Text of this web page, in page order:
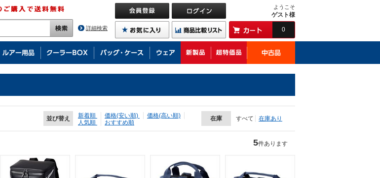
詳細検索
ようこそ
ゲスト様
0
並び替え 新着順 価格(安い順)
価格(高い順)
人気順
おすすめ順
在庫 すべて 在庫あり
5件あります